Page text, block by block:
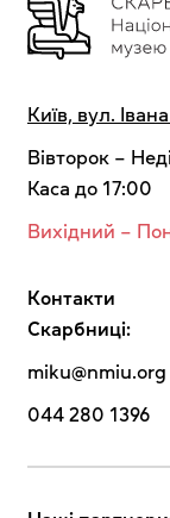
Київ, вул.
Вівторок –
Каса до 17:00
Вихідний –
Контакти
Скарбниці:
miku@nmiu.org
044 280 1396